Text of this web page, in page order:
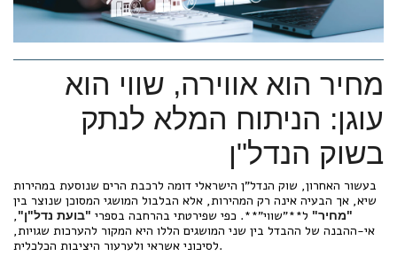
מחיר הוא אווירה, שווי הוא
עוגן: הניתוח המלא לנתק
בשוק הנדל"ן
בעשור האחרון, שוק הנדל"ן הישראלי דומה לרכבת הרים שנוסעת במהירות
שיא, אך הבעיה אינה רק המהירות, אלא הבלבול המושגי המסוכן שנוצר בין
"מחיר" ל**"שווי"**. כפי שפירטתי בהרחבה בספרי "בועת נדל"ן",
אי-ההבנה של ההבדל בין שני המושגים הללו היא המקור להערכות שגויות,
לסיכוני אשראי ולערעור היציבות הכלכלית.